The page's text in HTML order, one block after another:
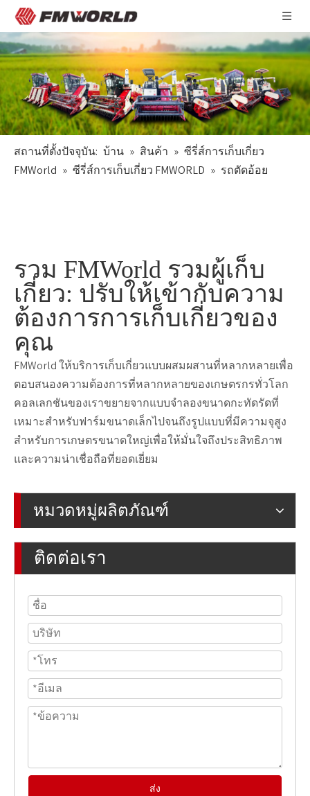
สถานที่ตั้งปัจจุบัน: บ้าน » สินค้า » ซีรี่ส์การเก็บเกี่ยว
FMWorld » ซีรี่ส์การเก็บเกี่ยว FMWORLD » รถตัดอ้อย
รวม FMWorld รวมผู้เก็บ
เกี่ยว: ปรับให้เข้ากับความ
ต้องการการเก็บเกี่ยวของ
คุณ
FMWorld ให้บริการเก็บเกี่ยวแบบผสมผสานที่หลากหลายเพื่อ
ตอบสนองความต้องการที่หลากหลายของเกษตรกรทั่วโลก
คอลเลกชันของเราขยายจากแบบจำลองขนาดกะทัดรัดที่
เหมาะสำหรับฟาร์มขนาดเล็กไปจนถึงรูปแบบที่มีความจุสูง
สำหรับการเกษตรขนาดใหญ่เพื่อให้มั่นใจถึงประสิทธิภาพ
และความน่าเชื่อถือที่ยอดเยี่ยม
หมวดหมู่ผลิตภัณฑ์
ติดต่อเรา
ส่ง